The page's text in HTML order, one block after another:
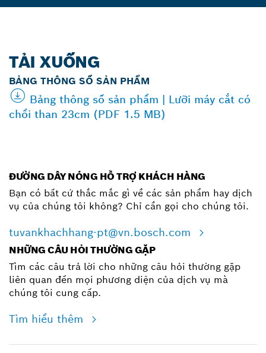
TẢI XUỐNG
BẢNG THÔNG SỐ SẢN PHẨM
Bảng thông số sản phẩm | Lưỡi máy cắt có
chổi than 23cm (PDF 1.5 MB)
ĐƯỜNG DÂY NÓNG HỖ TRỢ KHÁCH HÀNG
Bạn có bất cứ thắc mắc gì về các sản phẩm hay dịch
vụ của chúng tôi không? Chỉ cần gọi cho chúng tôi.
tuvankhachhang-pt@vn.bosch.com
NHỮNG CÂU HỎI THƯỜNG GẶP
Tìm các câu trả lời cho những câu hỏi thường gặp
liên quan đến mọi phương diện của dịch vụ mà
chúng tôi cung cấp.
Tìm hiểu thêm